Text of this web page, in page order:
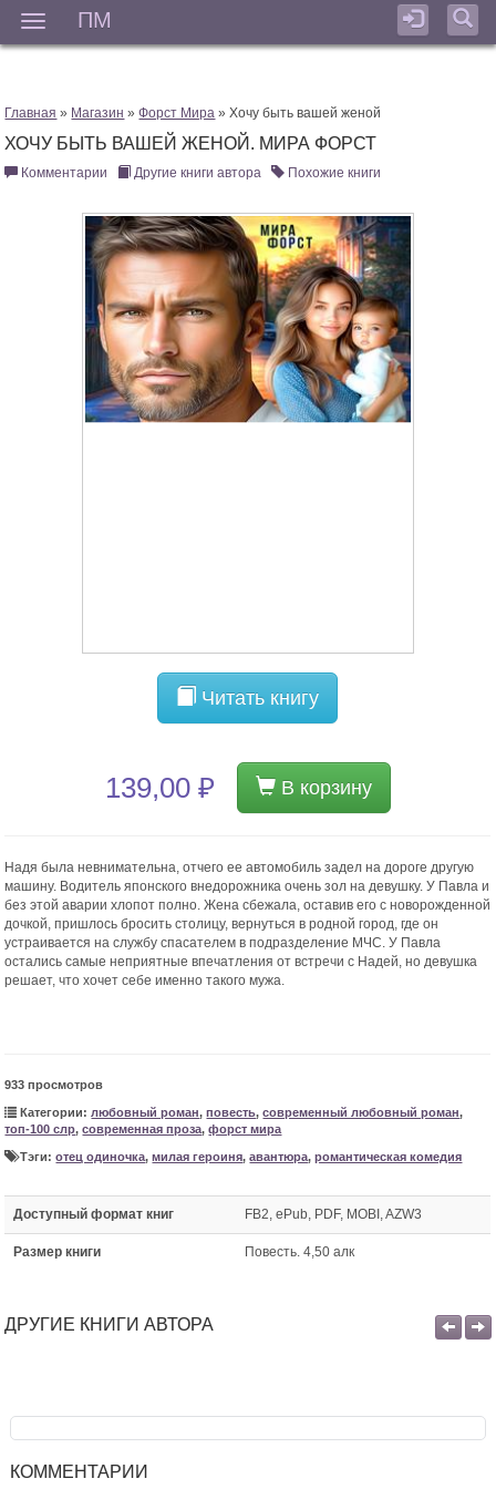
ПМ
Главная » Магазин »Форст Мира » Хочу быть вашей женой
ХОЧУ БЫТЬ ВАШЕЙ ЖЕНОЙ. МИРА ФОРСТ
Комментарии Другие книги автора Похожие книги
Читать книгу
139,00 ₽ В корзину
Надя была невнимательна, отчего ее автомобиль задел на дороге другую
машину. Водитель японского внедорожника очень зол на девушку. У Павла и
без этой аварии хлопот полно. Жена сбежала, оставив его с новорожденной
дочкой, пришлось бросить столицу, вернуться в родной город, где он
устраивается на службу спасателем в подразделение МЧС. У Павла
остались самые неприятные впечатления от встречи с Надей, но девушка
решает, что хочет себе именно такого мужа.
933 просмотров
Категории: любовный роман,повесть,современный любовный роман,
топ-100 слр,современная проза,форст мира
Тэги:отец одиночка,милая героиня,авантюра,романтическая комедия
Доступный формат книг FB2, ePub, PDF, MOBI, AZW3
Размер книги Повесть. 4,50 алк
ДРУГИЕ КНИГИ АВТОРА
КОММЕНТАРИИ